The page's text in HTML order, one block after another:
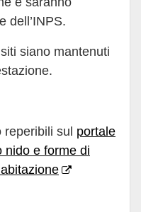
dell’INPS.
siano mantenuti
sul portale
nido e forme di